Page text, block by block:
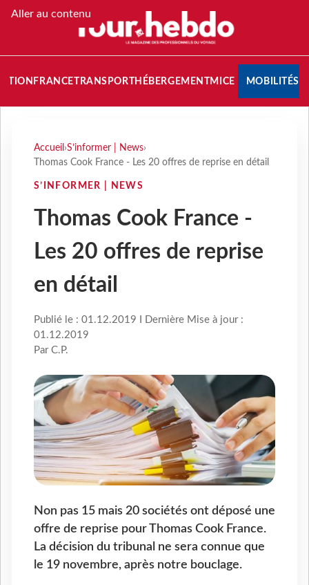
Aller au contenu
FRANCETRANSPORT HÉBERGEMENTMICE MOBILITÉS
Accueil ›S’informer | News›
Thomas Cook France - Les 20 offres de reprise en détail
S’INFORMER | NEWS
Thomas Cook France -
Les 20 offres de reprise
en détail
Publié le : 01.12.2019 I Dernière Mise à jour :
01.12.2019
Par C.P.
Non pas 15 mais 20 sociétés ont déposé une
offre de reprise pour Thomas Cook France.
La décision du tribunal ne sera connue que
le 19 novembre, après notre bouclage.